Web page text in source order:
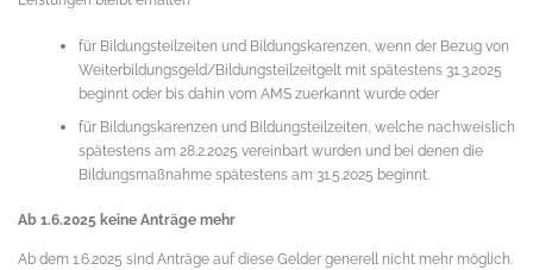
für Bildungsteilzeiten und Bildungskarenzen, wenn der Bezug von
Weiterbildungsgeld/Bildungsteilzeitgelt mit spätestens 31.3.2025
beginnt oder bis dahin vom AMS zuerkannt wurde oder
für Bildungskarenzen und Bildungsteilzeiten, welche nachweislich
spätestens am 28.2.2025 vereinbart wurden und bei denen die
Bildungsmaßnahme spätestens am 31.5.2025 beginnt.
Ab 1.6.2025 keine Anträge mehr
Ab dem 1.6.2025 sind Anträge auf diese Gelder generell nicht mehr möglich.